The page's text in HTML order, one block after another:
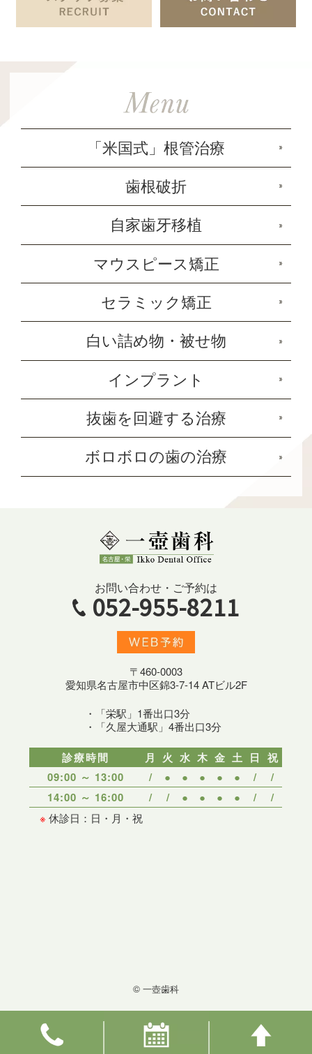
「米国式」根管治療
歯根破折
自家歯牙移植
マウスピース矯正
セラミック矯正
白い詰め物・被せ物
インプラント
抜歯を回避する治療
ボロボロの歯の治療
お問い合わせ・ご予約は
052-955-8211
〒460-0003
愛知県名古屋市中区錦3-7-14 ATビル2F
・「栄駅」1番出口3分
・「久屋大通駅」4番出口3分
診療時間 月 火 水 木 金 土 日 祝
09:00 ～ 13:00
/ ● ● ● ● ● /
/
14:00 ～ 16:00
/ / ● ● ● ● / /
※ 休診日：日・月・祝
© 一壺歯科